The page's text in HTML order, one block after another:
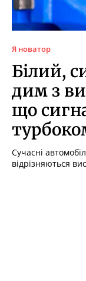
Я новатор
Білий,
дим з
що
Сучасні
відрізняються